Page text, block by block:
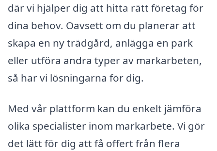
där vi hjälper dig att hitta rätt företag för
dina behov. Oavsett om du planerar att
skapa en ny trädgård, anlägga en park
eller utföra andra typer av markarbeten,
så har vi lösningarna för dig.
Med vår plattform kan du enkelt jämföra
olika specialister inom markarbete. Vi gör
det lätt för dig att få offert från flera